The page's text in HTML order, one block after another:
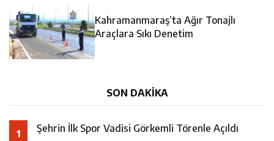
13:28 Yedi Güzel Adam Kütüphanesi ve Deneyim Müzesi
16:19 Şehrin İlk Spor Vadisi Görkemli Törenle Açıldı
Kahramanmaraş’ta Ağır Tonajlı
Araçlara Sıkı Denetim
SON DAKİKA
1 Şehrin İlk Spor Vadisi Görkemli Törenle Açıldı